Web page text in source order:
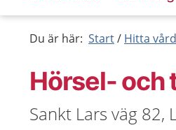
Du är här: Start Hitta vård
Hörsel- och
Sankt Lars väg 82,